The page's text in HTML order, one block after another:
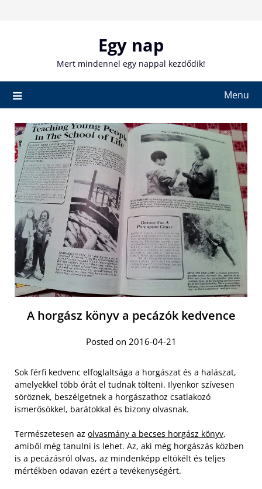
Egy nap
Mert mindennel egy nappal kezdődik!
Menu
A horgász könyv a pecázók kedvence
Posted on 2016-04-21
Sok férfi kedvenc elfoglaltsága a horgászat és a halászat,
amelyekkel több órát el tudnak tölteni. Ilyenkor szívesen
söröznek, beszélgetnek a horgászathoz csatlakozó
ismerősökkel, barátokkal és bizony olvasnak.
Természetesen az olvasmány a becses horgász könyv,
amiből még tanulni is lehet. Az, aki még horgászás közben
is a pecázásról olvas, az mindenképp eltökélt és teljes
mértékben odavan ezért a tevékenységért.